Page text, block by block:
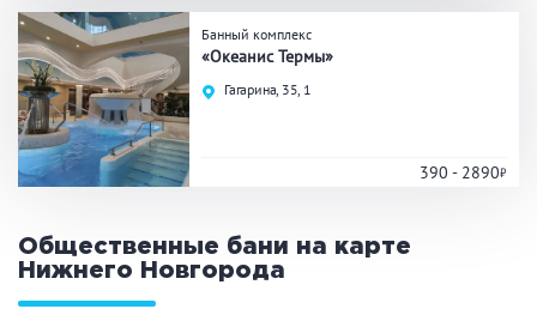
до 10 человек
от 20 человек
Банные услуги
Кедровая бочка
СПА
Банный комплекс
«Океанис Термы»
Гагарина, 35, 1
390 - 2890
Общественные бани на карте
Нижнего Новгорода